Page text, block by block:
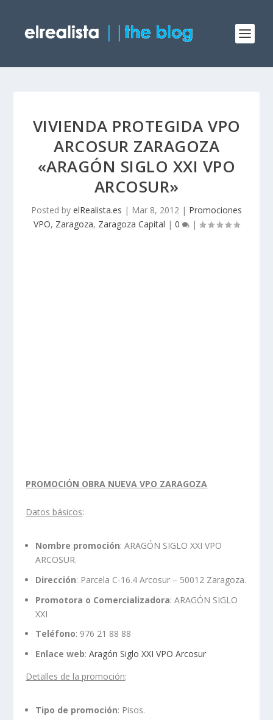
VIVIENDA PROTEGIDA VPO
ARCOSUR ZARAGOZA
«ARAGÓN SIGLO XXI VPO
ARCOSUR»
Posted by elRealista.es | Mar 8, 2012 | Promociones
VPO, Zaragoza, Zaragoza Capital | 0 |
PROMOCIÓN OBRA NUEVA VPO ZARAGOZA
Datos básicos:
Nombre promoción: ARAGÓN SIGLO XXI VPO
ARCOSUR.
Dirección: Parcela C-16.4 Arcosur – 50012 Zaragoza.
Promotora o Comercializadora: ARAGÓN SIGLO
XXI
Teléfono: 976 21 88 88
Enlace web:Aragón Siglo XXI VPO Arcosur
Detalles de la promoción:
Tipo de promoción: Pisos.